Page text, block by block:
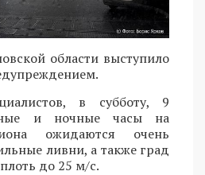
области выступило
в субботу, 9
и ночные часы на
ожидаются очень
ливни, а также град
до 25 м/с.